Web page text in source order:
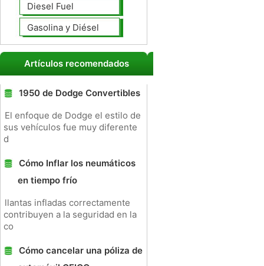
Diesel Fuel
Gasolina y Diésel
Artículos recomendados
1950 de Dodge Convertibles
El enfoque de Dodge el estilo de
sus vehículos fue muy diferente
d
Cómo Inflar los neumáticos
en tiempo frío
llantas infladas correctamente
contribuyen a la seguridad en la
co
Cómo cancelar una póliza de